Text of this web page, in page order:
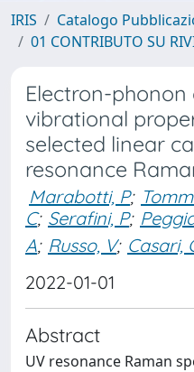
IRIS
Catalogo
01 CONTRIBUTO SU
Electron-
vibrational
selected linear
resonance
Marabotti, P;
C; Serafini, P;
A; Russo, V; Casari,
2022-01-01
Abstract
UV resonance Raman